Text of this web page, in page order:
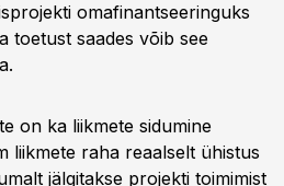
omafinantseeringuks
toetust saades võib see
on ka liikmete sidumine
liikmete raha reaalselt ühistus
jälgitakse projekti toimimist